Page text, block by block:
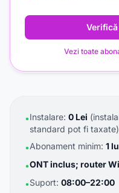
Vezi toate
•Instalare: 0 Lei
standard pot fi taxate)
•Abonament minim: 1
•ONT inclus; router
•Suport: 08:00–22:00